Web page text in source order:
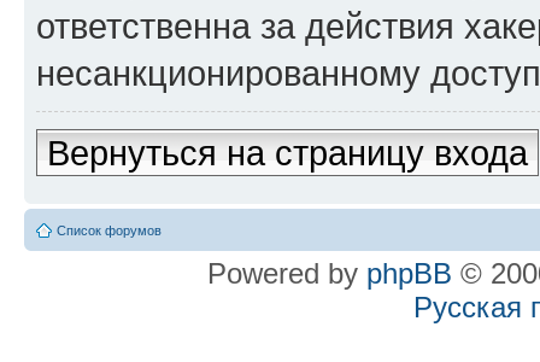
ответственна за действия
несанкционированному
Вернуться на страницу входа
Список форумов
Powered by phpBB ©
Русская